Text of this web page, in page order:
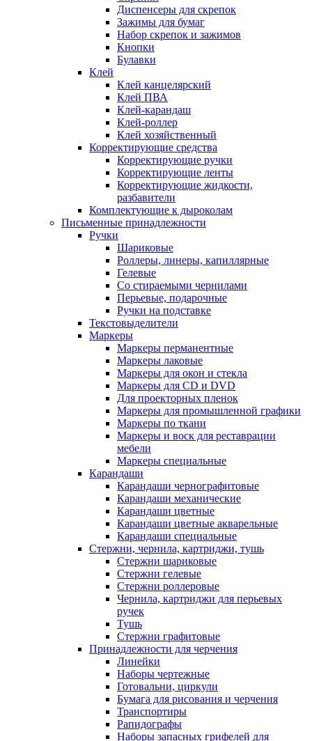
Диспенсеры для скрепок
Зажимы для бумаг
Набор скрепок и зажимов
Кнопки
Булавки
Клей
Клей канцелярский
Клей ПВА
Клей-карандаш
Клей-роллер
Клей хозяйственный
Корректирующие средства
Корректирующие ручки
Корректирующие ленты
Корректирующие жидкости,
разбавители
Комплектующие к дыроколам
Письменные принадлежности
Ручки
Шариковые
Роллеры, линеры, капиллярные
Гелевые
Со стираемыми чернилами
Перьевые, подарочные
Ручки на подставке
Текстовыделители
Маркеры
Маркеры перманентные
Маркеры лаковые
Маркеры для окон и стекла
Маркеры для CD и DVD
Для проекторных пленок
Маркеры для промышленной графики
Маркеры по ткани
Маркеры и воск для реставрации
мебели
Маркеры специальные
Карандаши
Карандаши чернографитовые
Карандаши механические
Карандаши цветные
Карандаши цветные акварельные
Карандаши специальные
Стержни, чернила, картриджи, тушь
Стержни шариковые
Стержни гелевые
Стержни роллеровые
Чернила, картриджи для перьевых
ручек
Тушь
Стержни графитовые
Принадлежности для черчения
Линейки
Наборы чертежные
Готовальни, циркули
Бумага для рисования и черчения
Транспортиры
Рапидографы
Наборы запасных грифелей для